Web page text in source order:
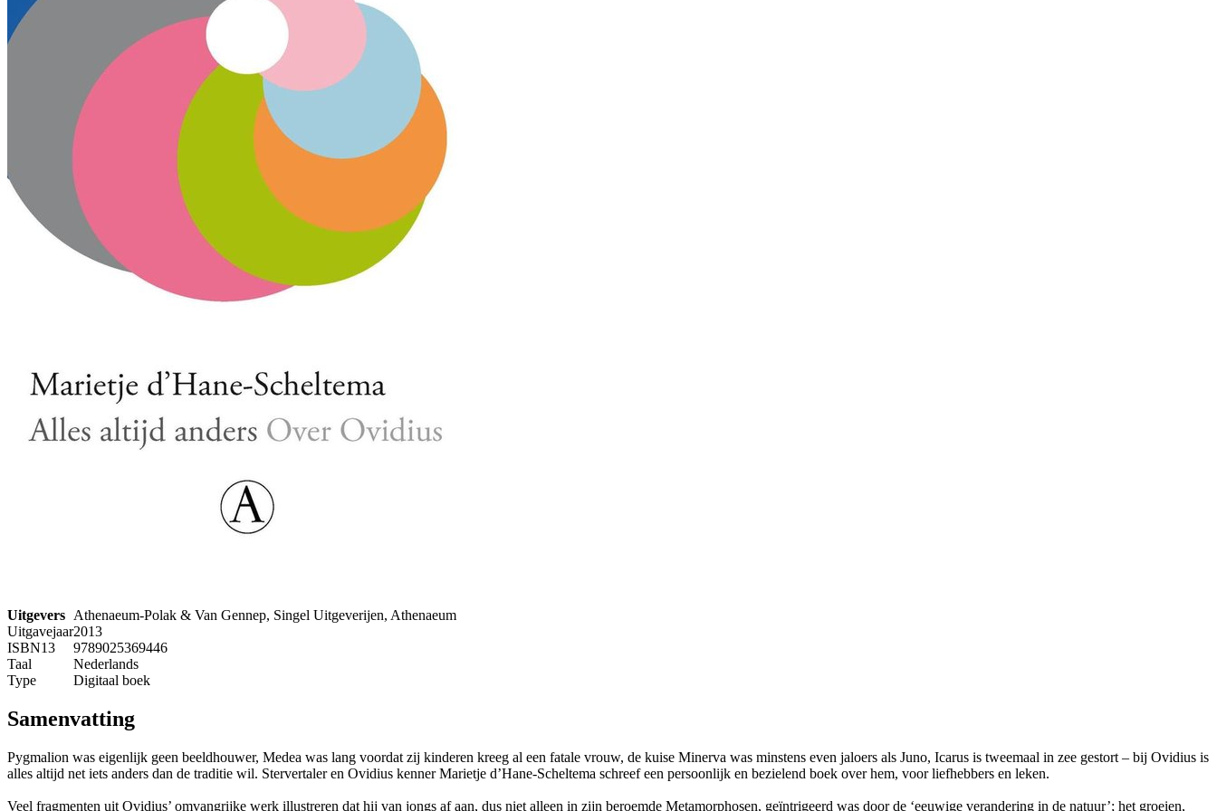
Uitgevers Athenaeum-Polak & Van Gennep, Singel Uitgeverijen, Athenaeum
Uitgavejaar2013
ISBN13
9789025369446
Taal
Nederlands
Type
Digitaal boek
Samenvatting
Pygmalion was eigenlijk geen beeldhouwer, Medea was lang voordat zij kinderen kreeg al een fatale vrouw, de kuise Minerva was minstens even jaloers als Juno, Icarus is tweemaal in zee gestort – bij Ovidius is
alles altijd net iets anders dan de traditie wil. Stervertaler en Ovidius kenner Marietje d’Hane-Scheltema schreef een persoonlijk en bezielend boek over hem, voor liefhebbers en leken.
Veel fragmenten uit Ovidius’ omvangrijke werk illustreren dat hij van jongs af aan, dus niet alleen in zijn beroemde Metamorphosen, geïntrigeerd was door de ‘eeuwige verandering in de natuur’; het groeien,